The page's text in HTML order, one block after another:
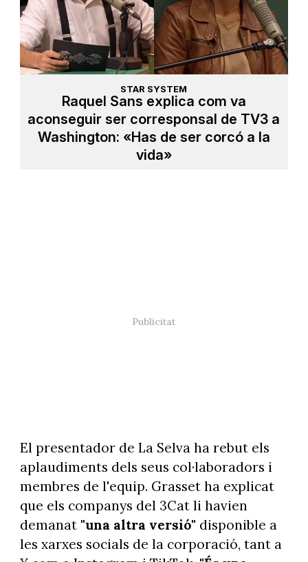
STAR SYSTEM
Raquel Sans explica com va
aconseguir ser corresponsal de TV3 a
Washington: «Has de ser corcó a la
vida»
El presentador de La Selva ha rebut els
aplaudiments dels seus col·laboradors i
membres de l'equip. Grasset ha explicat
que els companys del 3Cat li havien
demanat"una altra versió" disponible a
les xarxes socials de la corporació, tant a